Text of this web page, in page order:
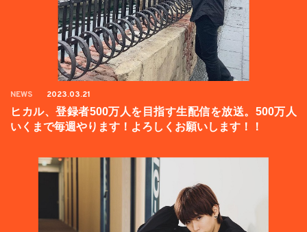
NEWS 2023.03.21
ヒカル、登録者500万人を目指す生配信を放送。500万人
いくまで毎週やります！よろしくお願いします！！